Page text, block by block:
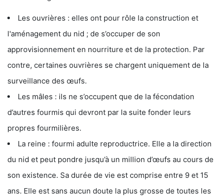
Les ouvrières : elles ont pour rôle la construction et
l'aménagement du nid ; de s’occuper de son
approvisionnement en nourriture et de la protection. Par
contre, certaines ouvrières se chargent uniquement de la
surveillance des œufs.
Les mâles : ils ne s’occupent que de la fécondation
d’autres fourmis qui devront par la suite fonder leurs
propres fourmilières.
La reine : fourmi adulte reproductrice. Elle a la direction
du nid et peut pondre jusqu’à un million d’œufs au cours de
son existence. Sa durée de vie est comprise entre 9 et 15
ans. Elle est sans aucun doute la plus grosse de toutes les